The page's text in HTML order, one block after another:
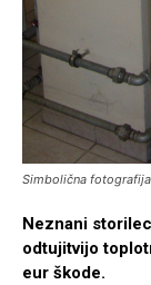
Simbolična
Neznani
odtujitvijo
eur škode.